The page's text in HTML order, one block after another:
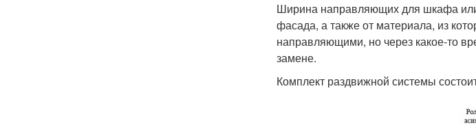
Ширина направляющих для шкафа
фасада, а также от материала, из
направляющими, но через какое-то
замене.
Комплект раздвижной системы